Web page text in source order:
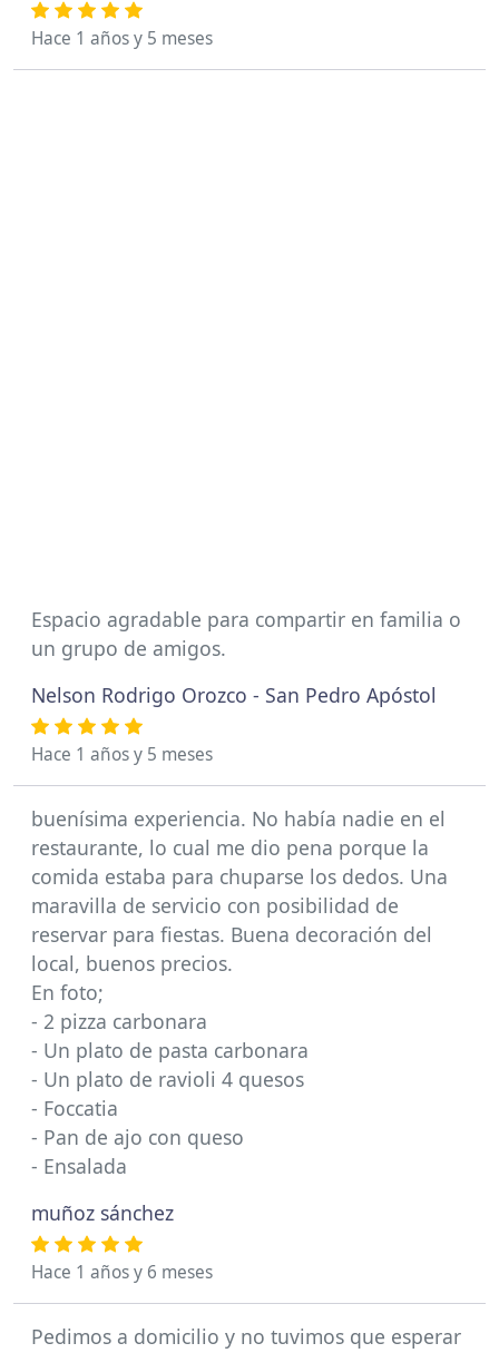
Hace 1 años y 5 meses
Espacio agradable para compartir en familia o
un grupo de amigos.
Nelson Rodrigo Orozco - San Pedro Apóstol
Hace 1 años y 5 meses
buenísima experiencia. No había nadie en el
restaurante, lo cual me dio pena porque la
comida estaba para chuparse los dedos. Una
maravilla de servicio con posibilidad de
reservar para fiestas. Buena decoración del
local, buenos precios.
En foto;
- 2 pizza carbonara
- Un plato de pasta carbonara
- Un plato de ravioli 4 quesos
- Foccatia
- Pan de ajo con queso
- Ensalada
muñoz sánchez
Hace 1 años y 6 meses
Pedimos a domicilio y no tuvimos que esperar